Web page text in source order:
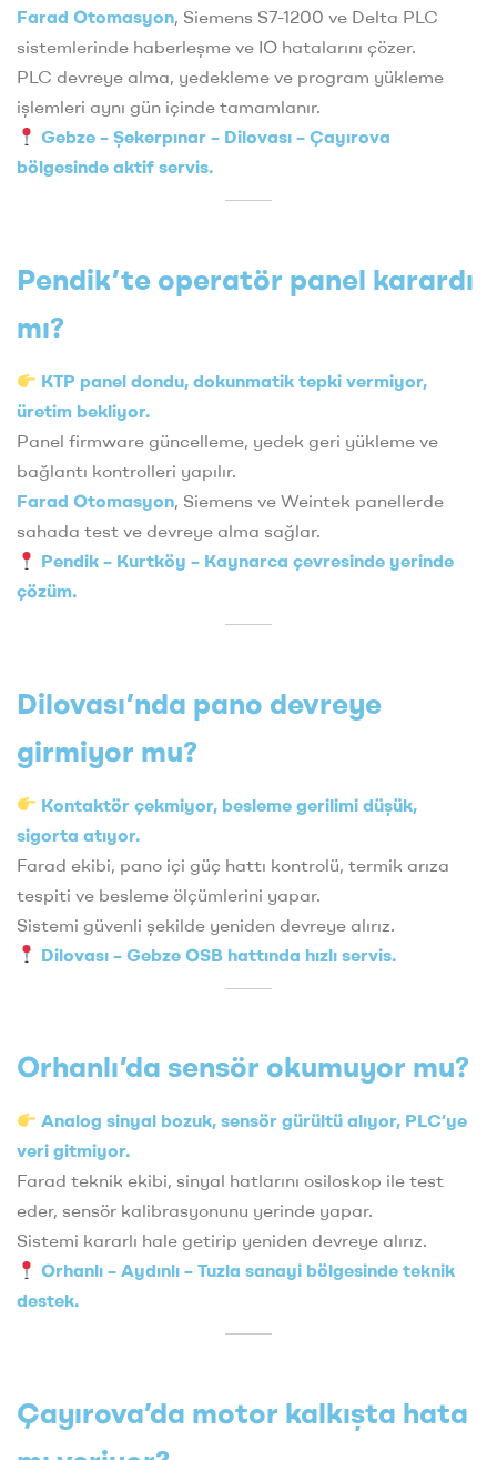
Farad Otomasyon, Siemens S7-1200 ve Delta PLC
sistemlerinde haberleşme ve IO hatalarını çözer.
PLC devreye alma, yedekleme ve program yükleme
işlemleri aynı gün içinde tamamlanır.
Gebze – Şekerpınar – Dilovası – Çayırova
bölgesinde aktif servis.
Pendik’te operatör panel karardı
mı?
KTP panel dondu, dokunmatik tepki vermiyor,
üretim bekliyor.
Panel firmware güncelleme, yedek geri yükleme ve
bağlantı kontrolleri yapılır.
Farad Otomasyon, Siemens ve Weintek panellerde
sahada test ve devreye alma sağlar.
Pendik – Kurtköy – Kaynarca çevresinde yerinde
çözüm.
Dilovası’nda pano devreye
girmiyor mu?
Kontaktör çekmiyor, besleme gerilimi düşük,
sigorta atıyor.
Farad ekibi, pano içi güç hattı kontrolü, termik arıza
tespiti ve besleme ölçümlerini yapar.
Sistemi güvenli şekilde yeniden devreye alırız.
Dilovası – Gebze OSB hattında hızlı servis.
Orhanlı’da sensör okumuyor mu?
Analog sinyal bozuk, sensör gürültü alıyor, PLC’ye
veri gitmiyor.
Farad teknik ekibi, sinyal hatlarını osiloskop ile test
eder, sensör kalibrasyonunu yerinde yapar.
Sistemi kararlı hale getirip yeniden devreye alırız.
Orhanlı – Aydınlı – Tuzla sanayi bölgesinde teknik
destek.
Çayırova’da motor kalkışta hata